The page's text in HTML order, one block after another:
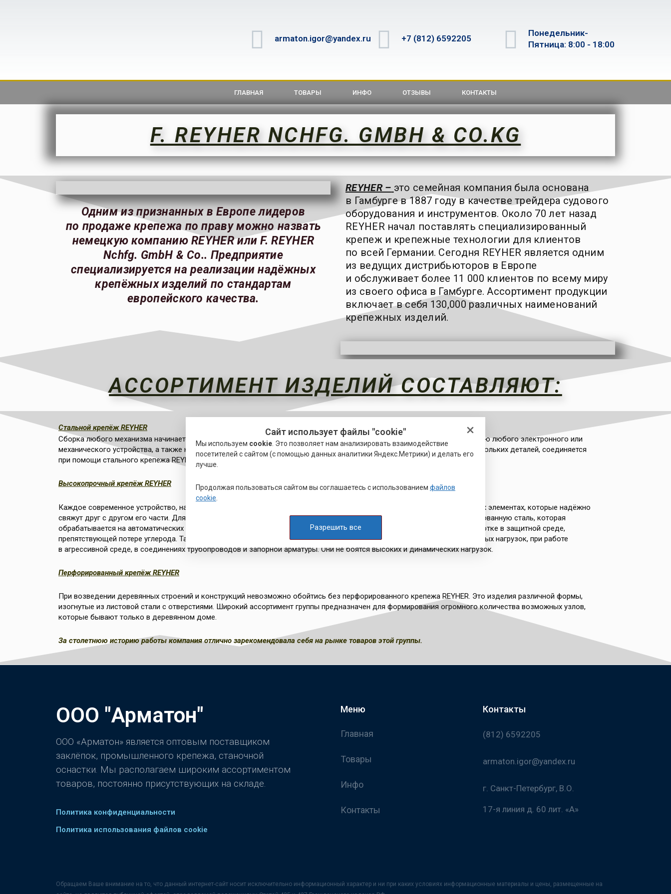
armaton.igor@yandex.ru +7 (812) 6592205
Понедельник-
Пятница: 8:00 - 18:00
ГЛАВНАЯ ТОВАРЫ ИНФО ОТЗЫВЫ КОНТАКТЫ
F. REYHER NCHFG. GMBH & CO.KG
Одним из признанных в Европе лидеров
по продаже крепежа по праву можно назвать
немецкую компанию REYHER или F. REYHER
Nchfg. GmbH & Co.. Предприятие
специализируется на реализации надёжных
крепёжных изделий по стандартам
европейского качества.
REYHER – это семейная компания была основана
в Гамбурге в 1887 году в качестве трейдера судового
оборудования и инструментов. Около 70 лет назад
REYHER начал поставлять специализированный
крепеж и крепежные технологии для клиентов
по всей Германии. Сегодня REYHER является одним
из ведущих дистрибьюторов в Европе
и обслуживает более 11 000 клиентов по всему миру
из своего офиса в Гамбурге. Ассортимент продукции
включает в себя 130,000 различных наименований
крепежных изделий.
АССОРТИМЕНТ ИЗДЕЛИЙ СОСТАВЛЯЮТ:
Стальной крепёж REYHER
Сборка любого механизма начинается с выбора и приобретения крепежа. Данный элемент является неотъемлемой частью любого электронного или
механического устройства, а также несущей конструкции жилых зданий и нежилых сооружений. Узел, состоящий из нескольких деталей, соединяется
при помощи стального крепежа REYHER.
Высокопрочный крепёж REYHER
Каждое современное устройство, начиная с мобильного телефона и заканчивая самолётом, нуждается в соединительных элементах, которые надёжно
свяжут друг с другом его части. Для изготовления крепежа этого вида REYHER использует низкоуглеродистую или легированную сталь, которая
обрабатывается на автоматических станках холодного или горячевысадочного вида, а затем подвергает изделия обработке в защитной среде,
препятствующей потере углерода. Такие крепежи используются в условиях чрезвычайно высоких или низких температурных нагрузок, при работе
в агрессивной среде, в соединениях трубопроводов и запорной арматуры. Они не боятся высоких и динамических нагрузок.
Перфорированный крепёж REYHER
При возведении деревянных строений и конструкций невозможно обойтись без перфорированного крепежа REYHER. Это изделия различной формы,
изогнутые из листовой стали с отверстиями. Широкий ассортимент группы предназначен для формирования огромного количества возможных узлов,
которые бывают только в деревянном доме.
За столетнюю историю работы компания отлично зарекомендовала себя на рынке товаров этой группы.
ООО "Арматон"
ООО «Арматон» является оптовым поставщиком
заклёпок, промышленного крепежа, станочной
оснастки. Мы располагаем широким ассортиментом
товаров, постоянно присутствующих на складе.
Политика конфиденциальности
Политика использования файлов cookie
Меню
Главная
Товары
Инфо
Контакты
Контакты
(812) 6592205
armaton.igor@yandex.ru
г. Санкт-Петербург, В.О.
17-я линия д. 60 лит. «А»
Обращаем Ваше внимание на то, что данный интернет-сайт носит исключительно информационный характер и ни при каких условиях информационные материалы и цены, размещенные на
Сайт использует файлы "cookie"
Мы используем cookie . Это позволяет нам анализировать взаимодействие
посетителей с сайтом (с помощью данных аналитики Яндекс.Метрики) и делать его
лучше.
Продолжая пользоваться сайтом вы соглашаетесь с использованием файлов
cookie
Разрешить все